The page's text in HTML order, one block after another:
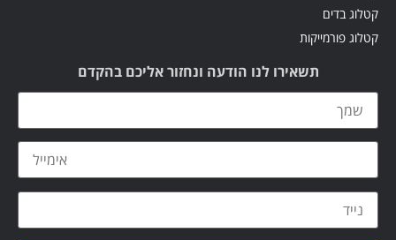
קטלוג בדים
קטלוג פורמייקות
תשאירו לנו הודעה ונחזור אליכם בהקדם